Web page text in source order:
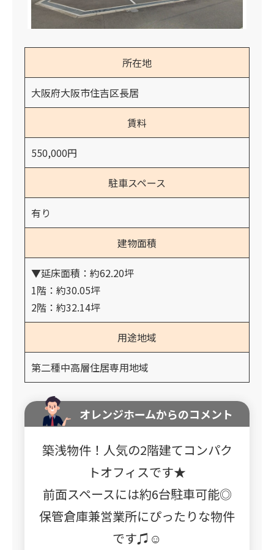
所在地
大阪府大阪市住吉区長居
賃料
550,000円
駐車スペース
有り
建物面積
▼延床面積：約62.20坪
1階：約30.05坪
2階：約32.14坪
用途地域
第二種中高層住居専用地域
オレンジホームからのコメント
築浅物件！人気の2階建てコンパク
トオフィスです★
前面スペースには約6台駐車可能◎
保管倉庫兼営業所にぴったりな物件
です♫☺